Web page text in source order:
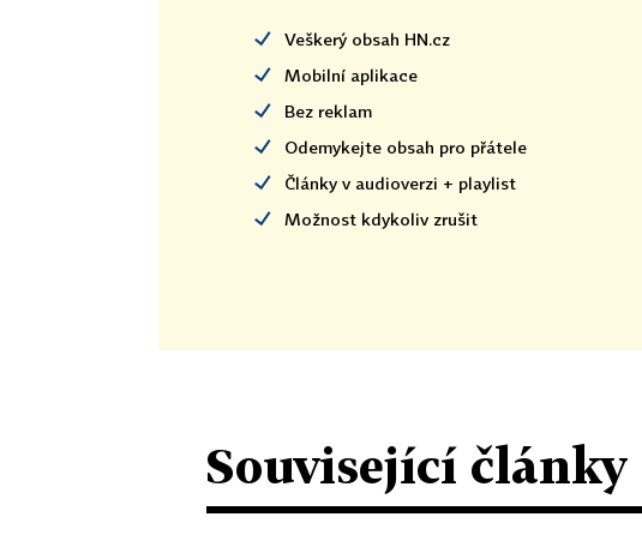
Veškerý obsah HN.cz
Mobilní aplikace
Bez reklam
Odemykejte obsah pro přátele
Články v audioverzi + playlist
Možnost kdykoliv zrušit
Související články